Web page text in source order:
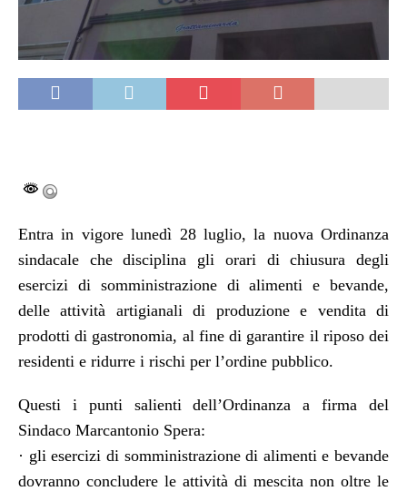
Entra in vigore lunedì 28 luglio, la nuova Ordinanza
sindacale che disciplina gli orari di chiusura degli
esercizi di somministrazione di alimenti e bevande,
delle attività artigianali di produzione e vendita di
prodotti di gastronomia, al fine di garantire il riposo dei
residenti e ridurre i rischi per l’ordine pubblico.
Questi i punti salienti dell’Ordinanza a firma del
Sindaco Marcantonio Spera:
· gli esercizi di somministrazione di alimenti e bevande
dovranno concludere le attività di mescita non oltre le